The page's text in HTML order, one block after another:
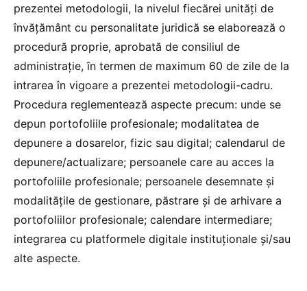
prezentei metodologii, la nivelul fiecărei unități de
învățământ cu personalitate juridică se elaborează o
procedură proprie, aprobată de consiliul de
administrație, în termen de maximum 60 de zile de la
intrarea în vigoare a prezentei metodologii-cadru.
Procedura reglementează aspecte precum: unde se
depun portofoliile profesionale; modalitatea de
depunere a dosarelor, fizic sau digital; calendarul de
depunere/actualizare; persoanele care au acces la
portofoliile profesionale; persoanele desemnate și
modalitățile de gestionare, păstrare și de arhivare a
portofoliilor profesionale; calendare intermediare;
integrarea cu platformele digitale instituționale și/sau
alte aspecte.